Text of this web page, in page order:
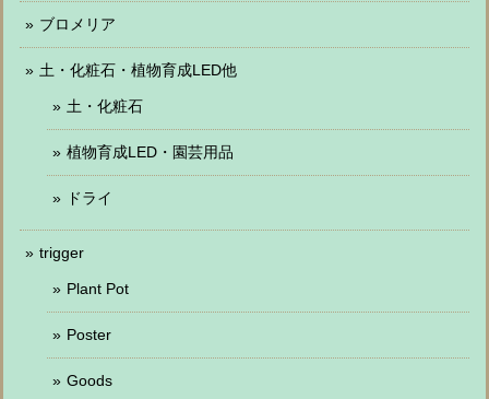
ブロメリア
土・化粧石・植物育成LED他
土・化粧石
植物育成LED・園芸用品
ドライ
trigger
Plant Pot
Poster
Goods